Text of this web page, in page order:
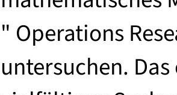
" Operations
untersuchen.